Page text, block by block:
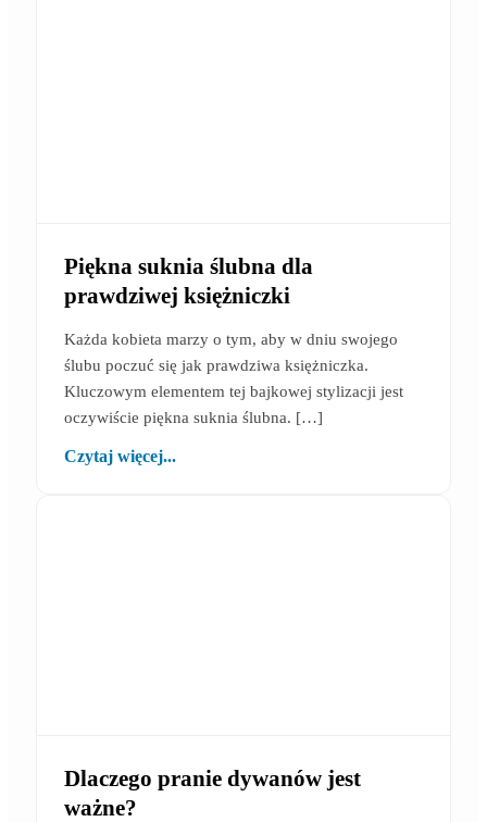
Piękna suknia ślubna dla
prawdziwej księżniczki
Każda kobieta marzy o tym, aby w dniu swojego
ślubu poczuć się jak prawdziwa księżniczka.
Kluczowym elementem tej bajkowej stylizacji jest
oczywiście piękna suknia ślubna. […]
Czytaj więcej...
Dlaczego pranie dywanów jest
ważne?